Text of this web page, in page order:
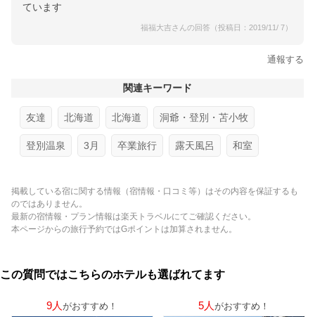
ています
福福大吉さんの回答（投稿日：2019/11/ 7）
通報する
関連キーワード
友達 北海道 北海道 洞爺・登別・苫小牧
登別温泉 3月 卒業旅行 露天風呂 和室
掲載している宿に関する情報（宿情報・口コミ等）はその内容を保証するも
のではありません。
最新の宿情報・プラン情報は楽天トラベルにてご確認ください。
本ページからの旅行予約ではGポイントは加算されません。
この質問ではこちらのホテルも選ばれてます
9人 がおすすめ！ 5人 がおすすめ！